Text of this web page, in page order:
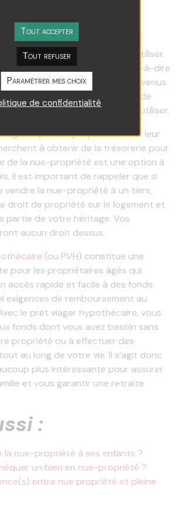
l’usufruit.
l’abusus, ce qui signifie qu’il est
mais qu’il n’a pas le droit de l’utiliser.
a l’usus et le fructus, c’est-à-dire
le bien et de percevoir les revenus
le nu-propriétaire a le titre de
l’usufruitier jouit du droit de l’utiliser.
âgées qui sont propriétaires de leur
à obtenir de la trésorerie pour
de la nue-propriété est une option à
il est important de rappeler que si
vendre la nue-propriété à un tiers,
droit de propriété sur le logement et
partie de votre héritage. Vos
aucun droit dessus.
(ou PVH) constitue une
pour les propriétaires âgés qui
accès rapide et facile à des fonds
exigences de remboursement au
le prêt viager hypothécaire, vous
fonds dont vous avez besoin sans
propriété ou à effectuer des
au long de votre vie. Il s’agit donc
plus intéressante pour assurer
et vous garantir une retraite
:
la nue-propriété à ses enfants ?
un bien en nue-propriété ?
entre nue propriété et pleine
Tout accepter
Tout refuser
Paramétrer mes choix
de confidentialité